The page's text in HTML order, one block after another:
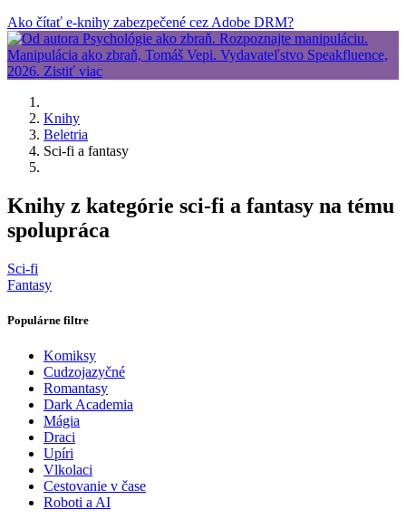
Ako čítať e-knihy zabezpečené cez Adobe DRM?
Knihy
Beletria
Sci-fi a fantasy
Knihy z kategórie sci-fi a fantasy na tému
spolupráca
Sci-fi
Fantasy
Populárne filtre
Komiksy
Cudzojazyčné
Romantasy
Dark Academia
Mágia
Draci
Upíri
Vlkolaci
Cestovanie v čase
Roboti a AI